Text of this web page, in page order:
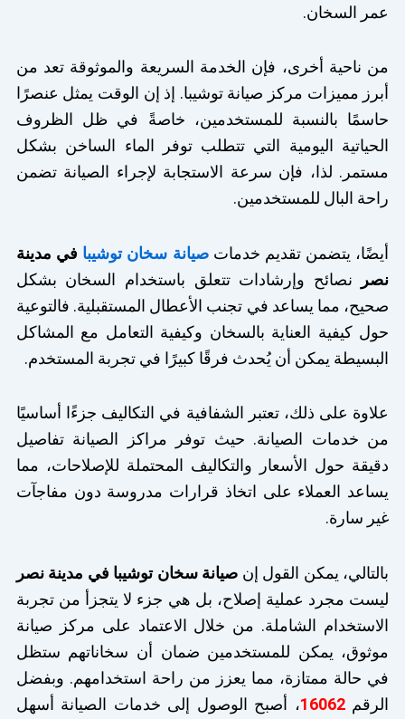
عمر السخان.
من ناحية أخرى، فإن الخدمة السريعة والموثوقة تعد من
أبرز مميزات مركز صيانة توشيبا. إذ إن الوقت يمثل عنصرًا
حاسمًا بالنسبة للمستخدمين، خاصةً في ظل الظروف
الحياتية اليومية التي تتطلب توفر الماء الساخن بشكل
مستمر. لذا، فإن سرعة الاستجابة لإجراء الصيانة تضمن
راحة البال للمستخدمين.
أيضًا، يتضمن تقديم خدماتصيانة سخان توشيبا في مدينة
نصر نصائح وإرشادات تتعلق باستخدام السخان بشكل
صحيح، مما يساعد في تجنب الأعطال المستقبلية. فالتوعية
حول كيفية العناية بالسخان وكيفية التعامل مع المشاكل
البسيطة يمكن أن يُحدث فرقًا كبيرًا في تجربة المستخدم.
علاوة على ذلك، تعتبر الشفافية في التكاليف جزءًا أساسيًا
من خدمات الصيانة. حيث توفر مراكز الصيانة تفاصيل
دقيقة حول الأسعار والتكاليف المحتملة للإصلاحات، مما
يساعد العملاء على اتخاذ قرارات مدروسة دون مفاجآت
غير سارة.
بالتالي، يمكن القول إن صيانة سخان توشيبا في مدينة نصر
ليست مجرد عملية إصلاح، بل هي جزء لا يتجزأ من تجربة
الاستخدام الشاملة. من خلال الاعتماد على مركز صيانة
موثوق، يمكن للمستخدمين ضمان أن سخاناتهم ستظل
في حالة ممتازة، مما يعزز من راحة استخدامهم. وبفضل
الرقم16062، أصبح الوصول إلى خدمات الصيانة أسهل